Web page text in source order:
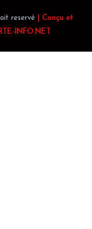
reservé
| Conçu et
INFO.NET